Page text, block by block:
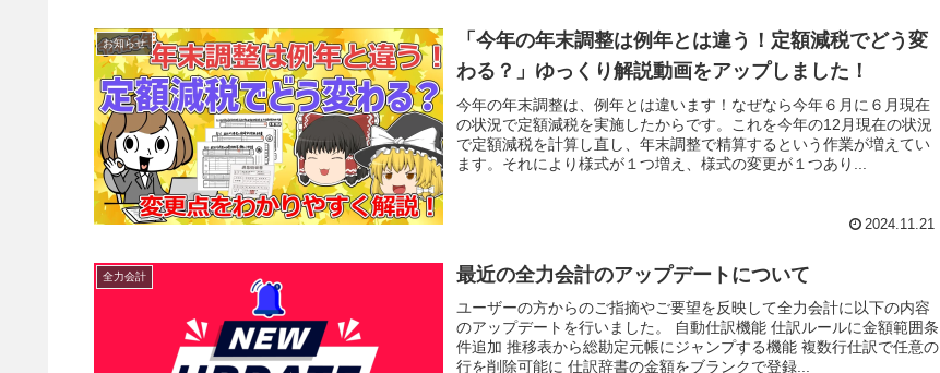
お知らせ
「今年の年末調整は例年とは違う！定額減税でどう変
わる？」ゆっくり解説動画をアップしました！
今年の年末調整は、例年とは違います！なぜなら今年６月に６月現在
の状況で定額減税を実施したからです。これを今年の12月現在の状況
で定額減税を計算し直し、年末調整で精算するという作業が増えてい
ます。それにより様式が１つ増え、様式の変更が１つあり...
2024.11.21
全力会計 最近の全力会計のアップデートについて
ユーザーの方からのご指摘やご要望を反映して全力会計に以下の内容
のアップデートを行いました。 自動仕訳機能 仕訳ルールに金額範囲条
件追加 推移表から総勘定元帳にジャンプする機能 複数行仕訳で任意の
行を削除可能に 仕訳辞書の金額をブランクで登録...